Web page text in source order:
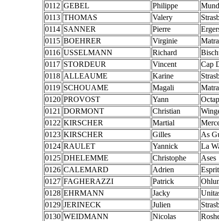
0112 GEBEL Philippe
0113 THOMAS Valery
0114 SANNER Pierre
0115 BOEHRER Virginie
0116 USSELMANN Richard
0117 STORDEUR Vincent
Cap
0118 ALLEAUME Karine
0119 SCHOUAME Magali
0120 PROVOST Yann
0121 DORMONT Christian
0122 KIRSCHER Martial
0123 KIRSCHER Gilles
As
0124 RAULET Yannick
La
0125 DHELEMME Christophe
Ases
0126 CALEMARD Adrien
0127 FAGHERAZZI Patrick
0128 EHRMANN Jacky
0129 JERINECK Julien
0130 WEIDMANN Nicolas